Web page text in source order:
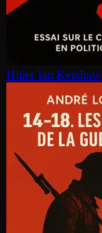
Hitler Ian Kershaw